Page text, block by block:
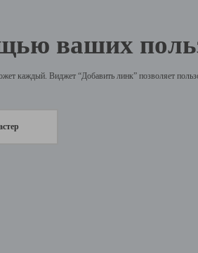
ваших
каждый. Виджет “Добавить линк” позволяет